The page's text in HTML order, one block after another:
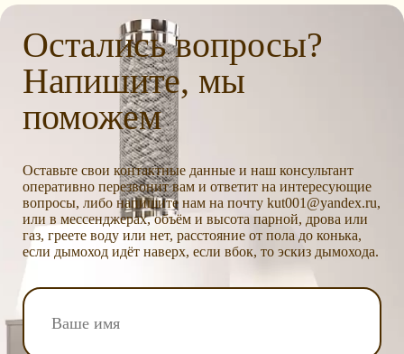
Остались вопросы?
Напишите, мы
поможем
Оставьте свои контактные данные и наш консультант
оперативно перезвонит вам и ответит на интересующие
вопросы, либо напишите нам на почту kut001@yandex.ru,
или в мессенджерах, объём и высота парной, дрова или
газ, греете воду или нет, расстояние от пола до конька,
если дымоход идёт наверх, если вбок, то эскиз дымохода.